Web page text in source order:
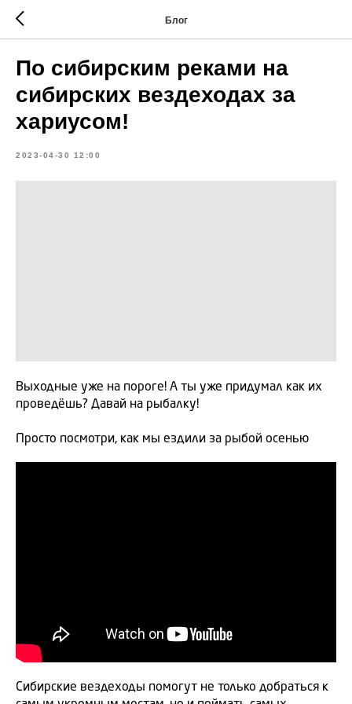
Блог
По сибирским реками на
сибирских вездеходах за
хариусом!
2023-04-30 12:00
Выходные уже на пороге! А ты уже придумал как их
проведёшь? Давай на рыбалку!
Просто посмотри, как мы ездили за рыбой осенью
Сибирские вездеходы помогут не только добраться к